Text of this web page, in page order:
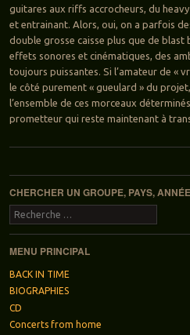
guitares aux riffs accrocheurs, du
et entrainant. Alors, oui, on a parfois
double grosse caisse plus que de blast
effets sonores et cinématiques, des
toujours puissantes. Si l’amateur de «
le côté purement « gueulard » du
l’ensemble de ces morceaux
prometteur qui reste maintenant à
Navigation des articles
CHERCHER UN GROUPE, PAYS,
Recherche
MENU PRINCIPAL
BACK IN TIME
BIOGRAPHIES
CD
Concerts from home